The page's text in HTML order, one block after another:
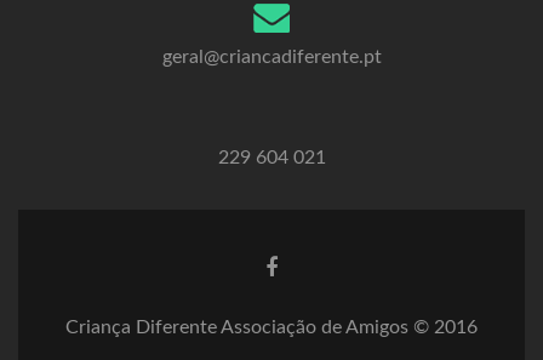
geral@criancadiferente.pt
229 604 021
Criança Diferente Associação de Amigos © 2016